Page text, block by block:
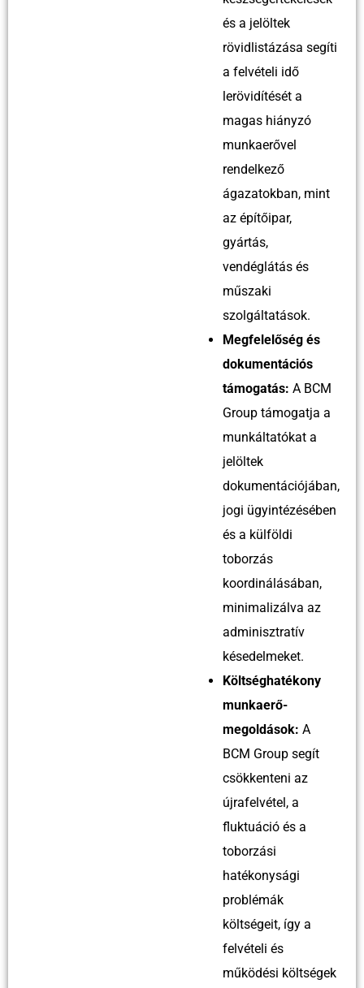
és a jelöltek
rövidlistázása segíti
a felvételi idő
lerövidítését a
magas hiányzó
munkaerővel
rendelkező
ágazatokban, mint
az építőipar,
gyártás,
vendéglátás és
műszaki
szolgáltatások.
Megfelelőség és
dokumentációs
támogatás: A BCM
Group támogatja a
munkáltatókat a
jelöltek
dokumentációjában,
jogi ügyintézésében
és a külföldi
toborzás
koordinálásában,
minimalizálva az
adminisztratív
késedelmeket.
Költséghatékony
munkaerő-
megoldások: A
BCM Group segít
csökkenteni az
újrafelvétel, a
fluktuáció és a
toborzási
hatékonysági
problémák
költségeit, így a
felvételi és
működési költségek